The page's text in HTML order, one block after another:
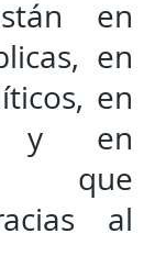
en
en
en
y en
que
al